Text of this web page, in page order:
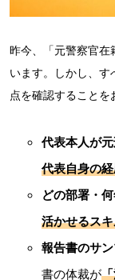
昨今、「元警察官在
います。しかし、
点を確認することを
代表本人が
代表自身の
どの部署・
活かせるス
報告書のサ
書の体裁が